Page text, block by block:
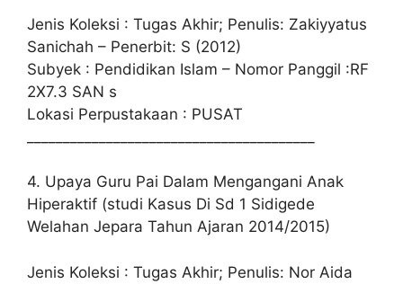
Jenis Koleksi : Tugas Akhir; Penulis: Zakiyyatus
Sanichah – Penerbit: S (2012)
Subyek : Pendidikan Islam – Nomor Panggil :RF
2X7.3 SAN s
Lokasi Perpustakaan : PUSAT
4. Upaya Guru Pai Dalam Mengangani Anak
Hiperaktif (studi Kasus Di Sd 1 Sidigede
Welahan Jepara Tahun Ajaran 2014/2015)
Jenis Koleksi : Tugas Akhir; Penulis: Nor Aida